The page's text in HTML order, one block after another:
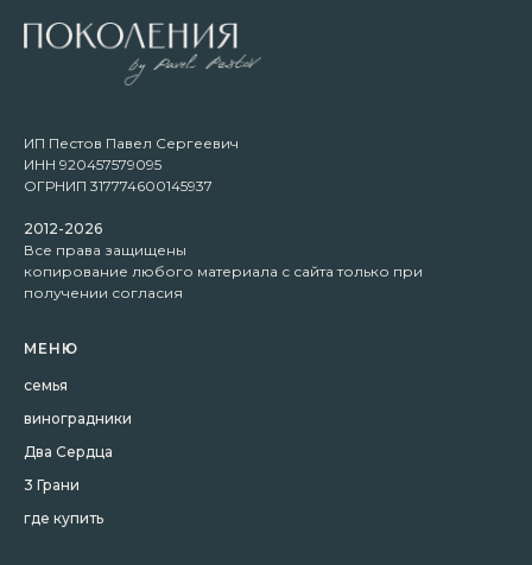
ИП Пестов Павел Сергеевич
ИНН 920457579095
ОГРНИП 317774600145937
2012-2026
Все права защищены
копирование любого материала с сайта только при
получении согласия
МЕНЮ
семья
виноградники
Два Сердца
3 Грани
где купить